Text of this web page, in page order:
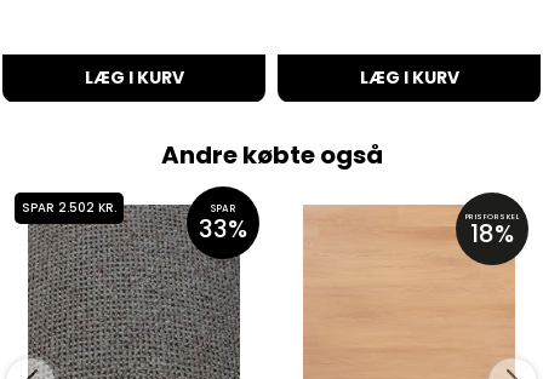
LÆG I KURV LÆG I KURV
Andre købte også
SPAR 2.502 KR. SPAR
33% PRISFORSKEL
18%